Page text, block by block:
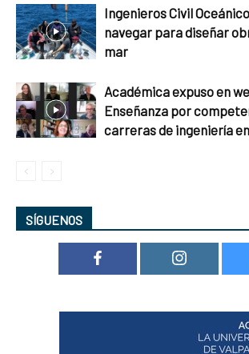
Ingenieros Civil
navegar para diseñar
mar
Académica expuso en
Enseñanza por
carreras de ingeniería
SÍGUENOS